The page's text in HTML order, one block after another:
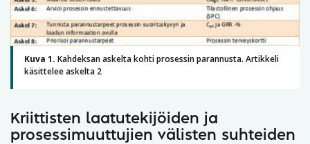
Kuva 1. Kahdeksan askelta kohti prosessin parannusta. Artikkeli
käsittelee askelta 2
Kriittisten laatutekijöiden ja
prosessimuuttujien välisten suhteiden